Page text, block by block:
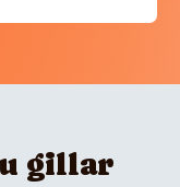
gillar